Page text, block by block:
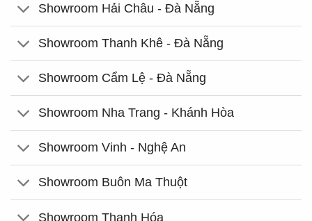
Showroom Hải Châu - Đà Nẵng
Showroom Thanh Khê - Đà Nẵng
Showroom Cẩm Lệ - Đà Nẵng
Showroom Nha Trang - Khánh Hòa
Showroom Vinh - Nghệ An
Showroom Buôn Ma Thuột
Showroom Thanh Hóa